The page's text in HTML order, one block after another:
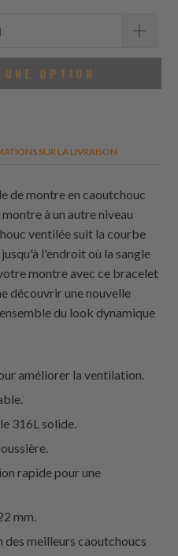
OPTION
SUR LA LIVRAISON
de montre en caoutchouc
à un autre niveau
ventilée suit la courbe
l'endroit où la sangle
montre avec ce bracelet
découvrir une nouvelle
du look dynamique
améliorer la ventilation.
316L solide.
rapide pour une
mm.
meilleurs caoutchoucs